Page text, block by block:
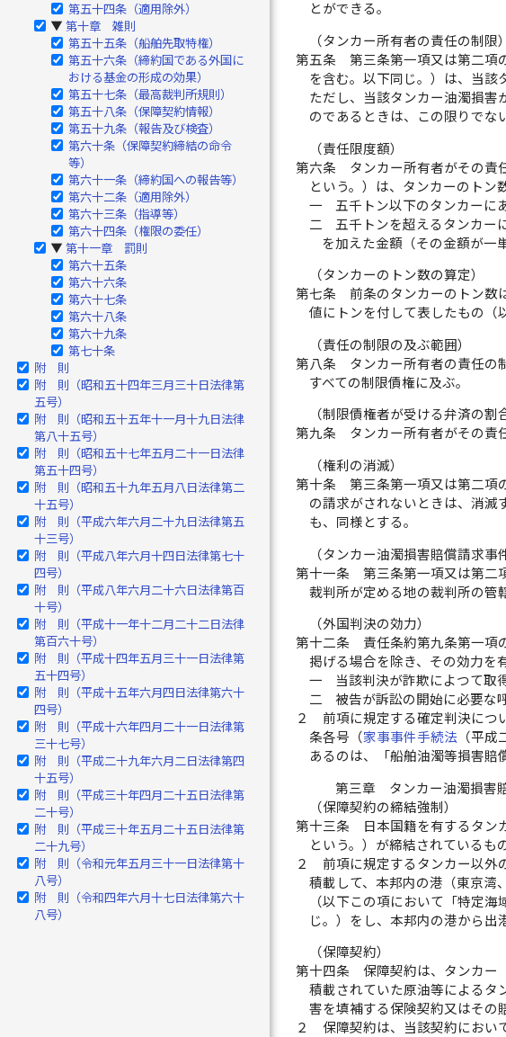
第五十四条（適用除外）
▶ 第十章 雑則
第五十五条（船舶先取特権）
第五十六条（締約国である外国に
おける基金の形成の効果）
第五十七条（最高裁判所規則）
第五十八条（保障契約情報）
第五十九条（報告及び検査）
第六十条（保障契約締結の命令
等）
第六十一条（締約国への報告等）
第六十二条（適用除外）
第六十三条（指導等）
第六十四条（権限の委任）
▶ 第十一章 罰則
第六十五条
第六十六条
第六十七条
第六十八条
第六十九条
第七十条
附 則
附 則（昭和五十四年三月三十日法律第
五号）
附 則（昭和五十五年十一月十九日法律
第八十五号）
附 則（昭和五十七年五月二十一日法律
第五十四号）
附 則（昭和五十九年五月八日法律第二
十五号）
附 則（平成六年六月二十九日法律第五
十三号）
附 則（平成八年六月十四日法律第七十
四号）
附 則（平成八年六月二十六日法律第百
十号）
附 則（平成十一年十二月二十二日法律
第百六十号）
附 則（平成十四年五月三十一日法律第
五十四号）
附 則（平成十五年六月四日法律第六十
四号）
附 則（平成十六年四月二十一日法律第
三十七号）
附 則（平成二十九年六月二日法律第四
十五号）
附 則（平成三十年四月二十五日法律第
二十号）
附 則（平成三十年五月二十五日法律第
二十九号）
附 則（令和元年五月三十一日法律第十
八号）
附 則（令和四年六月十七日法律第六十
八号）
とができる。
（タンカー所有者の責任の制限）
第五条
第三条第一項又は第二項
を含む。以下同じ。）は、当該
ただし、当該タンカー油濁損害
のであるときは、この限りでな
（責任限度額）
第六条
タンカー所有者がその責
という。）は、タンカーのトン
一
五千トン以下のタンカーに
二
五千トンを超えるタンカー
を加えた金額（その金額が一
（タンカーのトン数の算定）
第七条
前条のタンカーのトン数
値にトンを付して表したもの（
（責任の制限の及ぶ範囲）
第八条
タンカー所有者の責任の
すべての制限債権に及ぶ。
（制限債権者が受ける弁済の割
第九条
タンカー所有者がその責
（権利の消滅）
第十条
第三条第一項又は第二項
の請求がされないときは、消滅
も、同様とする。
（タンカー油濁損害賠償請求事
第十一条
第三条第一項又は第二
裁判所が定める地の裁判所の管
（外国判決の効力）
第十二条
責任条約第九条第一項
掲げる場合を除き、その効力を
一
当該判決が詐欺によつて取
二
被告が訴訟の開始に必要な
２
前項に規定する確定判決につ
条各号（家事事件手続法（平成
あるのは、「船舶油濁等損害賠
第三章 タンカー油濁損害
（保障契約の締結強制）
第十三条
日本国籍を有するタン
という。）が締結されているも
２
前項に規定するタンカー以外
積載して、本邦内の港（東京湾
（以下この項において「特定
じ。）をし、本邦内の港から出
（保障契約）
第十四条
保障契約は、タンカー
積載されていた原油等によるタ
害を填補する保険契約又はその
２
保障契約は、当該契約におい